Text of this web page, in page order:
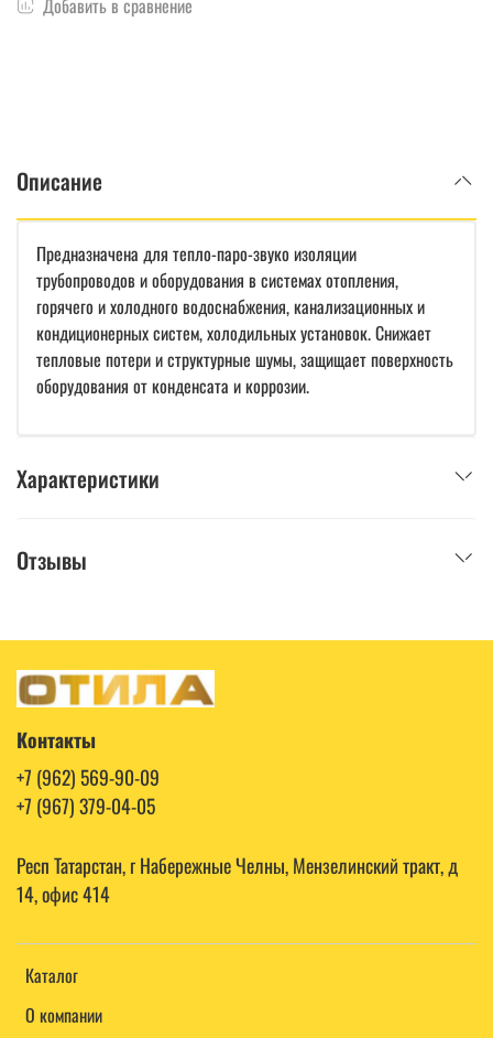
Добавить в сравнение
Описание
Предназначена для тепло-паро-звуко изоляции
трубопроводов и оборудования в системах отопления,
горячего и холодного водоснабжения, канализационных и
кондиционерных систем, холодильных установок. Снижает
тепловые потери и структурные шумы, защищает поверхность
оборудования от конденсата и коррозии.
Характеристики
Отзывы
Каталог
О компании
Контакты
+7 (962) 569-90-09
+7 (967) 379-04-05
Респ Татарстан, г Набережные Челны, Мензелинский тракт, д
14, офис 414